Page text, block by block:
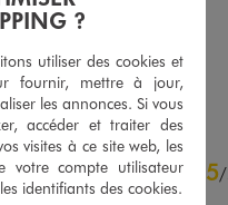
5/5 de moyenne
AJOUTER AU PANIER
5/
Avis vérifié et récompensé
?
utiliser des cookies et
fournir, mettre à jour,
les annonces. Si vous
accéder et traiter des
visites à ce site web, les
votre compte utilisateur
identifiants des cookies.